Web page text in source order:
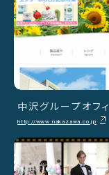
中沢グループオフ
http://www.nakazawa.co.jp